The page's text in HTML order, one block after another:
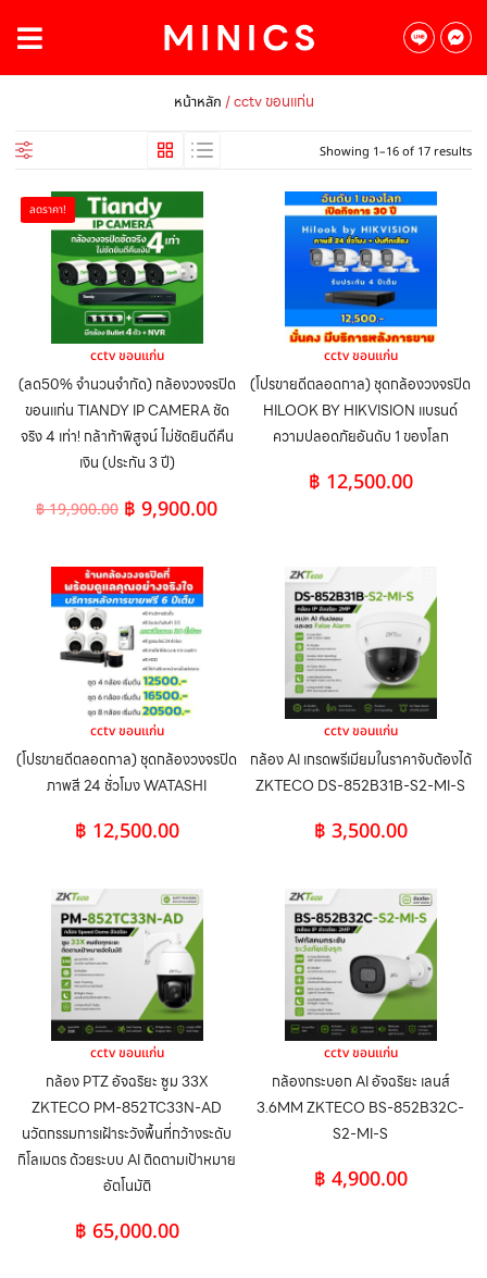
หน้าหลัก / cctv ขอนแก่น
Showing 1–16 of 17 results
ลดราคา!
cctv ขอนแก่น
(ลด50% จำนวนจำกัด) กล้องวงจรปิด
ขอนแก่น TIANDY IP CAMERA ชัด
จริง 4 เท่า! กล้าท้าพิสูจน์ ไม่ชัดยินดีคืน
เงิน (ประกัน 3 ปี)
฿19,900.00 ฿ 9,900.00
cctv ขอนแก่น
(โปรขายดีตลอดกาล) ชุดกล้องวงจรปิด
HILOOK BY HIKVISION แบรนด์
ความปลอดภัยอันดับ 1 ของโลก
฿ 12,500.00
cctv ขอนแก่น
(โปรขายดีตลอดกาล) ชุดกล้องวงจรปิด
ภาพสี 24 ชั่วโมง WATASHI
฿ 12,500.00
cctv ขอนแก่น
กล้อง AI เกรดพรีเมียมในราคาจับต้องได้
ZKTECO DS-852B31B-S2-MI-S
฿ 3,500.00
cctv ขอนแก่น
กล้อง PTZ อัจฉริยะ ซูม 33X
ZKTECO PM-852TC33N-AD
นวัตกรรมการเฝ้าระวังพื้นที่กว้างระดับ
กิโลเมตร ด้วยระบบ AI ติดตามเป้าหมาย
อัตโนมัติ
฿ 65,000.00
cctv ขอนแก่น
กล้องกระบอก AI อัจฉริยะ เลนส์
3.6MM ZKTECO BS-852B32C-
S2-MI-S
฿ 4,900.00